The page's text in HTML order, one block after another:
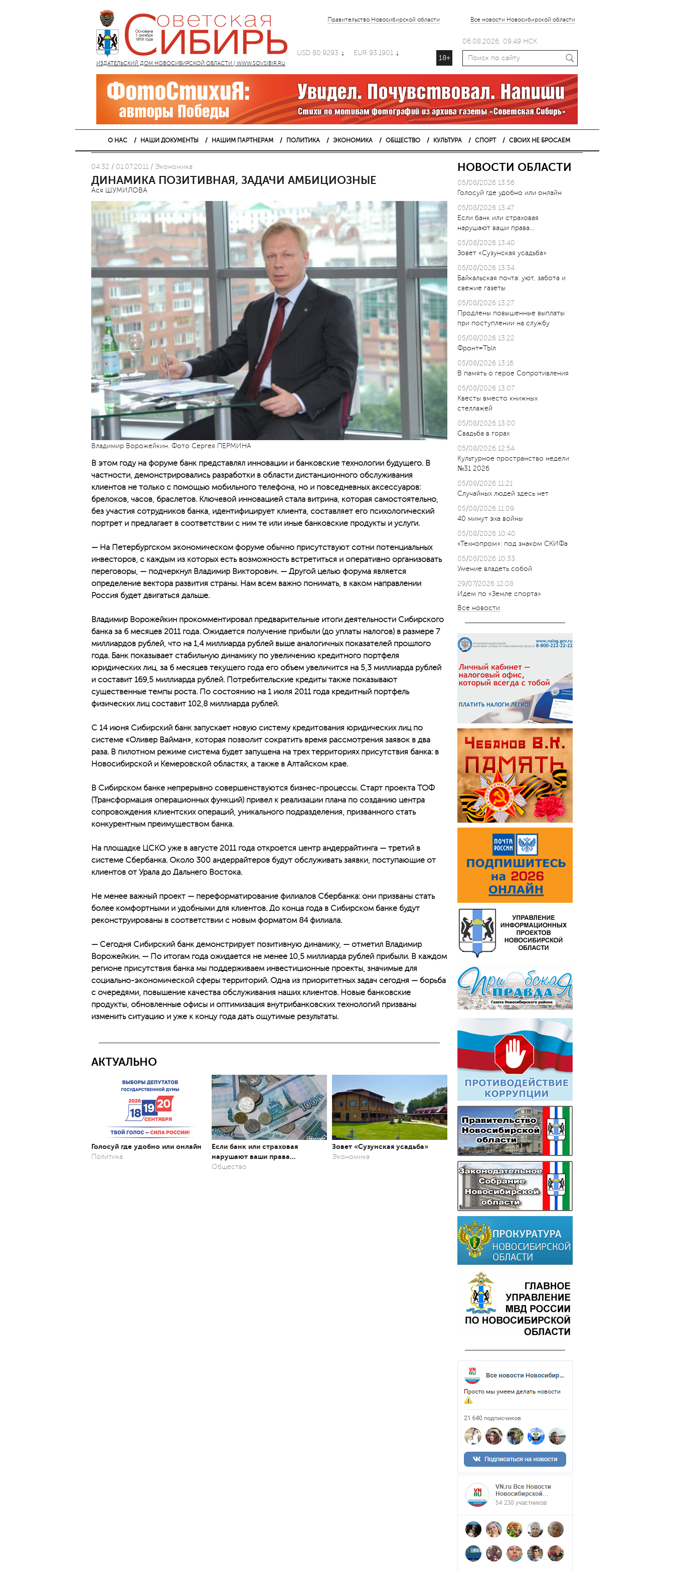
ИЗДАТЕЛЬСКИЙ ДОМ НОВОСИБИРСКОЙ ОБЛАСТИ | WWW.SOVSIBIR.RU
Правительство Новосибирской области Все новости Новосибирской области
USD 80.9293 EUR 93.1901
18+
06.08.2026, 09.49 НСК
О НАС НАШИ ДОКУМЕНТЫ НАШИМ ПАРТНЕРАМ ПОЛИТИКА ЭКОНОМИКА ОБЩЕСТВО КУЛЬТУРА СПОРТ СВОИХ НЕ БРОСАЕМ
04:32 / 01.07.2011 / Экономика
ДИНАМИКА ПОЗИТИВНАЯ, ЗАДАЧИ АМБИЦИОЗНЫЕ
Ася ШУМИЛОВА
Владимир Ворожейкин. Фото Сергея ПЕРМИНА
В этом году на форуме банк представлял инновации и банковские технологии будущего. В
частности, демонстрировались разработки в области дистанционного обслуживания
клиентов не только с помощью мобильного телефона, но и повседневных аксессуаров:
брелоков, часов, браслетов. Ключевой инновацией стала витрина, которая самостоятельно,
без участия сотрудников банка, идентифицирует клиента, составляет его психологический
портрет и предлагает в соответствии с ним те или иные банковские продукты и услуги.
— На Петербургском экономическом форуме обычно присутствуют сотни потенциальных
инвесторов, с каждым из которых есть возможность встретиться и оперативно организовать
переговоры, — подчеркнул Владимир Викторович. — Другой целью форума является
определение вектора развития страны. Нам всем важно понимать, в каком направлении
Россия будет двигаться дальше.
Владимир Ворожейкин прокомментировал предварительные итоги деятельности Сибирского
банка за 6 месяцев 2011 года. Ожидается получение прибыли (до уплаты налогов) в размере 7
миллиардов рублей, что на 1,4 миллиарда рублей выше аналогичных показателей прошлого
года. Банк показывает стабильную динамику по увеличению кредитного портфеля
юридических лиц, за 6 месяцев текущего года его объем увеличится на 5,3 миллиарда рублей
и составит 169,5 миллиарда рублей. Потребительские кредиты также показывают
существенные темпы роста. По состоянию на 1 июля 2011 года кредитный портфель
физических лиц составит 102,8 миллиарда рублей.
С 14 июня Сибирский банк запускает новую систему кредитования юридических лиц по
системе «Оливер Вайман», которая позволит сократить время рассмотрения заявок в два
раза. В пилотном режиме система будет запущена на трех территориях присутствия банка: в
Новосибирской и Кемеровской областях, а также в Алтайском крае.
В Сибирском банке непрерывно совершенствуются бизнес-процессы. Старт проекта ТОФ
(Трансформация операционных функций) привел к реализации плана по созданию центра
сопровождения клиентских операций, уникального подразделения, призванного стать
конкурентным преимуществом банка.
На площадке ЦСКО уже в августе 2011 года откроется центр андеррайтинга — третий в
системе Сбербанка. Около 300 андеррайтеров будут обслуживать заявки, поступающие от
клиентов от Урала до Дальнего Востока.
Не менее важный проект — переформатирование филиалов Сбербанка: они призваны стать
более комфортными и удобными для клиентов. До конца года в Сибирском банке будут
реконструированы в соответствии с новым форматом 84 филиала.
— Сегодня Сибирский банк демонстрирует позитивную динамику, — отметил Владимир
Ворожейкин. — По итогам года ожидается не менее 10,5 миллиарда рублей прибыли. В каждом
регионе присутствия банка мы поддерживаем инвестиционные проекты, значимые для
социально-экономической сферы территорий. Одна из приоритетных задач сегодня — борьба
с очередями, повышение качества обслуживания наших клиентов. Новые банковские
продукты, обновленные офисы и оптимизация внутрибанковских технологий призваны
изменить ситуацию и уже к концу года дать ощутимые результаты.
АКТУАЛЬНО
Голосуй где удобно или онлайн
Политика
Если банк или страховая
нарушают ваши права…
Общество
Зовет «Сузунская усадьба»
Экономика
НОВОСТИ ОБЛАСТИ
05/08/2026 13:56
Голосуй где удобно или онлайн
05/08/2026 13:47
Если банк или страховая
нарушают ваши права…
05/08/2026 13:40
Зовет «Сузунская усадьба»
05/08/2026 13:34
Байкальская почта: уют, забота и
свежие газеты
05/08/2026 13:27
Продлены повышенные выплаты
при поступлении на службу
05/08/2026 13:22
Фронт=ТЫл
05/08/2026 13:16
В память о герое Сопротивления
05/08/2026 13:07
Квесты вместо книжных
стеллажей
05/08/2026 13:00
Свадьба в горах
05/08/2026 12:54
Культурное пространство недели
№31 2026
05/08/2026 11:21
Случайных людей здесь нет
05/08/2026 11:09
40 минут эха войны
05/08/2026 10:40
«Технопром»: под знаком СКИФа
05/08/2026 10:33
Умение владеть собой
29/07/2026 12:08
Идем по «Земле спорта»
Все новости